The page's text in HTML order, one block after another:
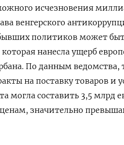
исчезновения
венгерского
политиков может
нанесла ущерб
По данным ведомства,
на поставку товаров и
могла составить 3,5 млрд
ценам, значительно